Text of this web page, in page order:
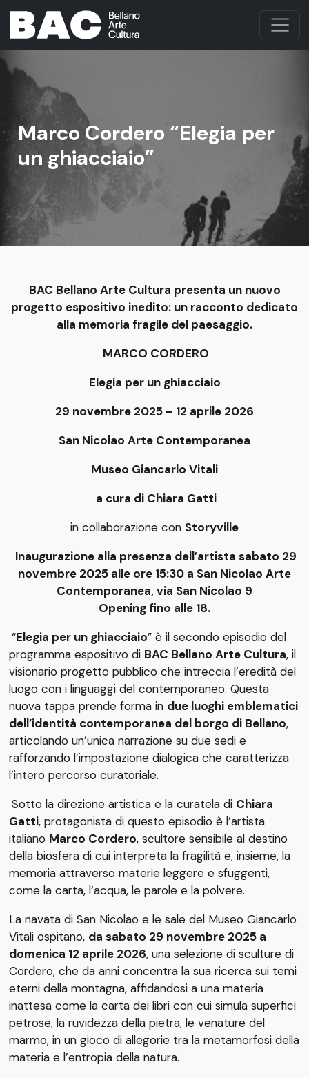
Marco Cordero “Elegia per
un ghiacciaio”
BAC Bellano Arte Cultura presenta un nuovo
progetto espositivo inedito: un racconto dedicato
alla memoria fragile del paesaggio.
MARCO CORDERO
Elegia per un ghiacciaio
29 novembre 2025 – 12 aprile 2026
San Nicolao Arte Contemporanea
Museo Giancarlo Vitali
a cura di Chiara Gatti
in collaborazione con Storyville
Inaugurazione alla presenza dell’artista sabato 29
novembre 2025 alle ore 15:30 a San Nicolao Arte
Contemporanea, via San Nicolao 9
Opening fino alle 18.
“Elegia per un ghiacciaio” è il secondo episodio del
programma espositivo di BAC Bellano Arte Cultura, il
visionario progetto pubblico che intreccia l’eredità del
luogo con i linguaggi del contemporaneo. Questa
nuova tappa prende forma in due luoghi emblematici
dell’identità contemporanea del borgo di Bellano,
articolando un’unica narrazione su due sedi e
rafforzando l’impostazione dialogica che caratterizza
l’intero percorso curatoriale.
Sotto la direzione artistica e la curatela di Chiara
Gatti, protagonista di questo episodio è l’artista
italiano Marco Cordero, scultore sensibile al destino
della biosfera di cui interpreta la fragilità e, insieme, la
memoria attraverso materie leggere e sfuggenti,
come la carta, l’acqua, le parole e la polvere.
La navata di San Nicolao e le sale del Museo Giancarlo
Vitali ospitano, da sabato 29 novembre 2025 a
domenica 12 aprile 2026, una selezione di sculture di
Cordero, che da anni concentra la sua ricerca sui temi
eterni della montagna, affidandosi a una materia
inattesa come la carta dei libri con cui simula superfici
petrose, la ruvidezza della pietra, le venature del
marmo, in un gioco di allegorie tra la metamorfosi della
materia e l’entropia della natura.